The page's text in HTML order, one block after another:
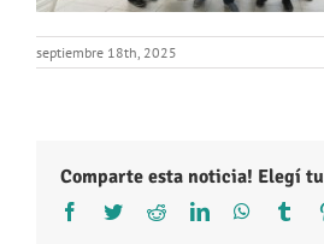
septiembre 18th, 2025
Comparte esta noticia! Elegí
Facebook
TwitterRedditLinkedIn